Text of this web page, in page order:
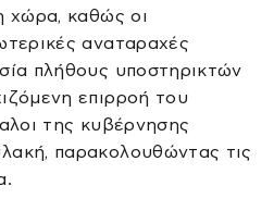
χώρα, καθώς οι
αναταραχές
πλήθους υποστηρικτών
επιρροή του
της κυβέρνησης
παρακολουθώντας τις